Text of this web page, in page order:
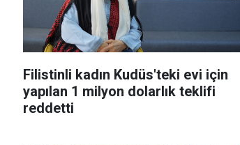
Filistinli kadın Kudüs'teki evi için
yapılan 1 milyon dolarlık teklifi
reddetti